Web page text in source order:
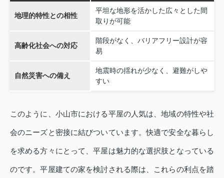
地理的特性との相性
平坦な地形を活かした広々とした間
取りが可能
高齢化社会への対応
階段がなく、バリアフリー設計が容
易
自然災害への備え
地震時の揺れが少なく、避難がしや
すい
このように、小山市における平屋の人気は、地域の特性や社
会のニーズと密接に結びついています。快適で安全な暮らし
を求める方々にとって、平屋は魅力的な選択肢となっている
のです。平屋建ての家を検討される際は、これらの利点を踏